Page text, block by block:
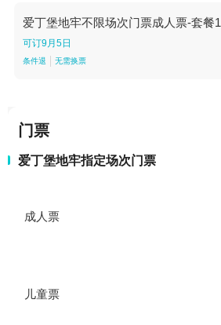
爱丁堡地牢不限场次门票成人票-套餐1
可订9月5日
条件退 无需换票
门票
爱丁堡地牢指定场次门票
成人票
儿童票